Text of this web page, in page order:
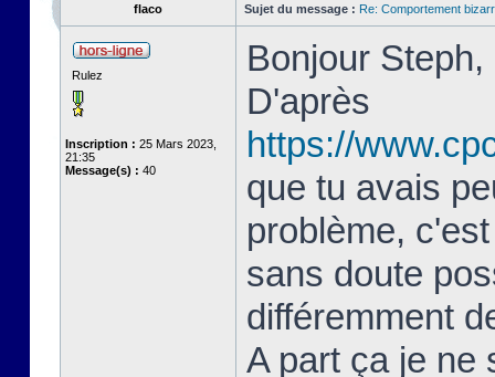
flaco Sujet du message : Re: Comportement
Rulez
Inscription : 25 Mars 2023,
21:35
Message(s) : 40
Bonjour Steph,
D'après
https://
que tu avais
problème,
sans doute
différemment
A part ça je ne